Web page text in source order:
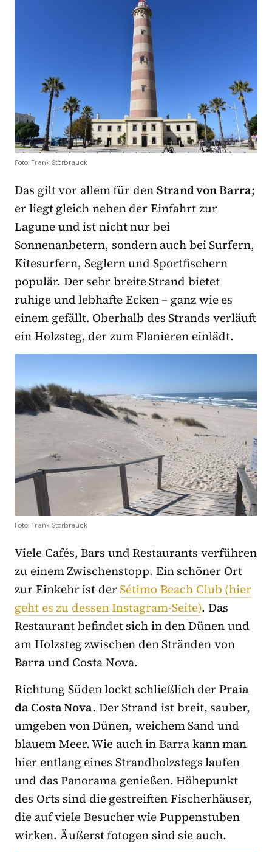
Foto: Frank Störbrauck
Das gilt vor allem für denStrand von Barra;
erliegt gleich neben der Einfahrt zur
Lagune und ist nicht nur bei
Sonnenanbetern, sondern auch bei Surfern,
Kitesurfern, Seglern und Sportfischern
populär. Der sehr breite Strand bietet
ruhige und lebhafte Ecken – ganz wie es
einem gefällt. Oberhalb des Strands verläuft
ein Holzsteg, der zum Flanieren einlädt.
Foto: Frank Störbrauck
Viele Cafés, Bars und Restaurants verführen
zu einem Zwischenstopp. Ein schöner Ort
zur Einkehr ist derSétimo Beach Club (hier
geht es zu dessen Instagram-Seite). Das
Restaurant befindet sich in den Dünen und
am Holzsteg zwischen den Stränden von
Barra und Costa Nova.
Richtung Süden lockt schließlich derPraia
da Costa Nova. Der Strand ist breit, sauber,
umgeben von Dünen, weichem Sand und
blauem Meer. Wie auch in Barra kann man
hier entlang eines Strandholzstegs laufen
und das Panorama genießen. Höhepunkt
des Orts sind die gestreiften Fischerhäuser,
die auf viele Besucher wie Puppenstuben
wirken. Äußerst fotogen sind sie auch.